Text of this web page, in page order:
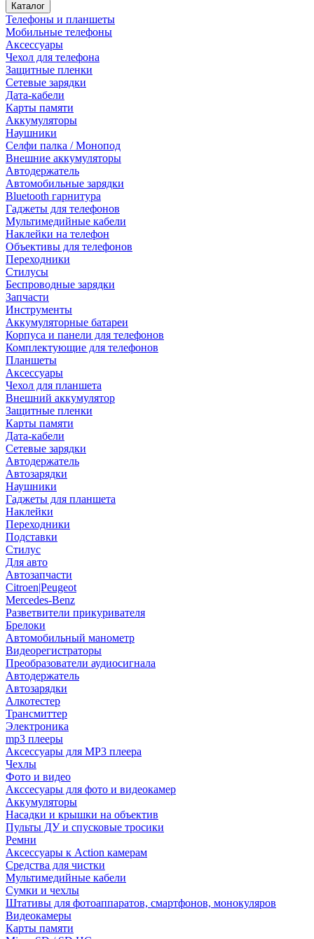
Каталог
Телефоны и планшеты
Мобильные телефоны
Аксессуары
Чехол для телефона
Защитные пленки
Сетевые зарядки
Дата-кабели
Карты памяти
Аккумуляторы
Наушники
Селфи палка / Монопод
Внешние аккумуляторы
Автодержатель
Автомобильные зарядки
Bluetooth гарнитура
Гаджеты для телефонов
Мультимедийные кабели
Наклейки на телефон
Объективы для телефонов
Переходники
Стилусы
Беспроводные зарядки
Запчасти
Инструменты
Аккумуляторные батареи
Корпуса и панели для телефонов
Комплектующие для телефонов
Планшеты
Аксессуары
Чехол для планшета
Внешний аккумулятор
Защитные пленки
Карты памяти
Дата-кабели
Сетевые зарядки
Автодержатель
Автозарядки
Наушники
Гаджеты для планшета
Наклейки
Переходники
Подставки
Стилус
Для авто
Автозапчасти
Citroen|Peugeot
Mercedes-Benz
Разветвители прикуривателя
Брелоки
Автомобильный манометр
Видеорегистраторы
Преобразователи аудиосигнала
Автодержатель
Автозарядки
Алкотестер
Трансмиттер
Электроника
mp3 плееры
Аксессуары для MP3 плеера
Чехлы
Фото и видео
Акссесуары для фото и видеокамер
Аккумуляторы
Насадки и крышки на объектив
Пульты ДУ и спусковые тросики
Ремни
Аксессуары к Action камерам
Средства для чистки
Мультимедийные кабели
Сумки и чехлы
Штативы для фотоаппаратов, смартфонов, монокуляров
Видеокамеры
Карты памяти